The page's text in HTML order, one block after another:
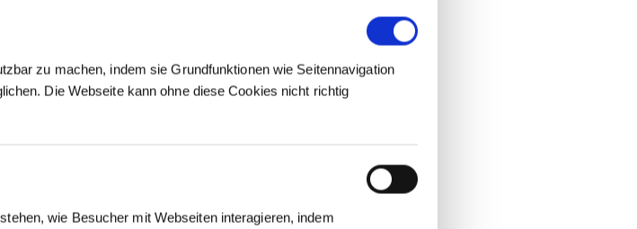
zu machen, indem sie Grundfunktionen wie Seitennavigation
Die Webseite kann ohne diese Cookies nicht richtig
wie Besucher mit Webseiten interagieren, indem